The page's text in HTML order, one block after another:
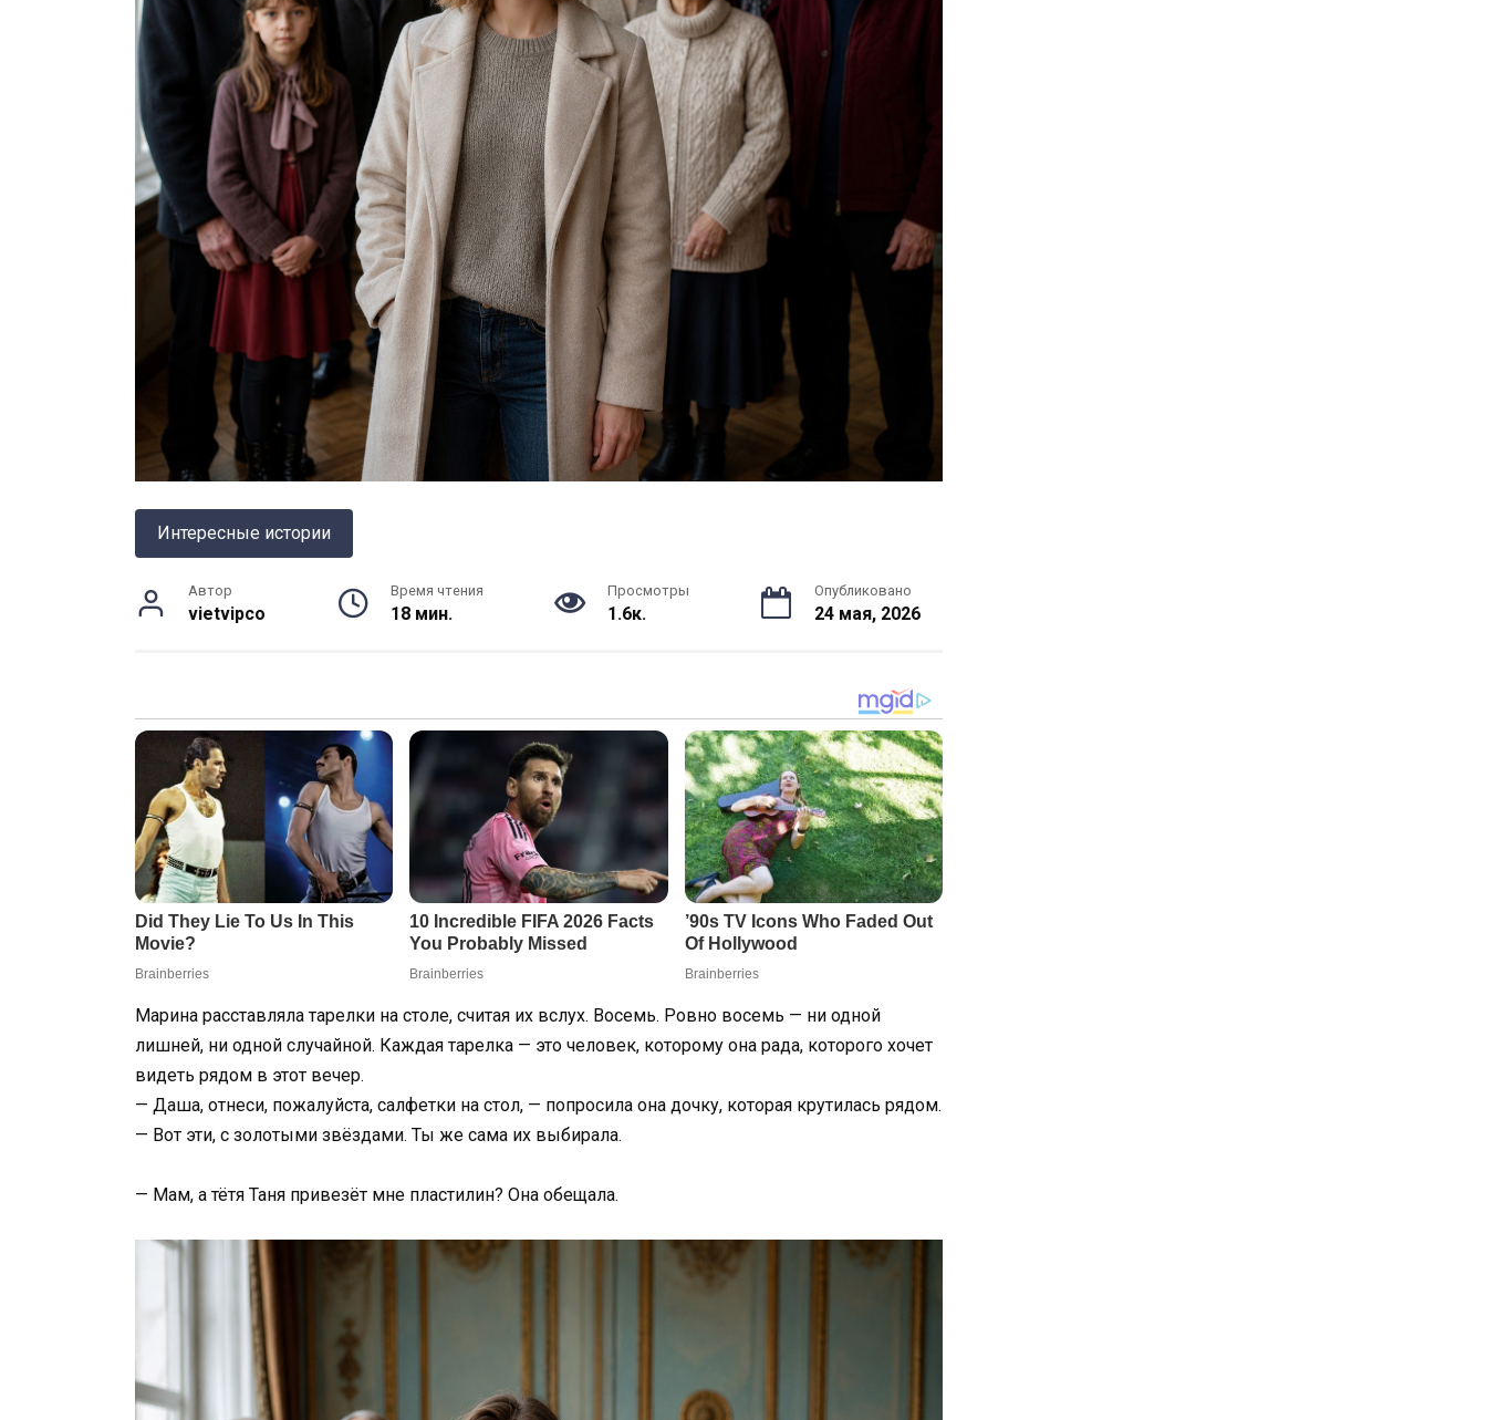
Интересные истории
Автор
vietvipco
Время чтения
18 мин.
Просмотры
1.6к.
Опубликовано
24 мая, 2026
Марина расставляла тарелки на столе, считая их вслух. Восемь. Ровно восемь — ни одной
лишней, ни одной случайной. Каждая тарелка — это человек, которому она рада, которого хочет
видеть рядом в этот вечер.
— Даша, отнеси, пожалуйста, салфетки на стол, — попросила она дочку, которая крутилась рядом.
— Вот эти, с золотыми звёздами. Ты же сама их выбирала.
— Мам, а тётя Таня привезёт мне пластилин? Она обещала.